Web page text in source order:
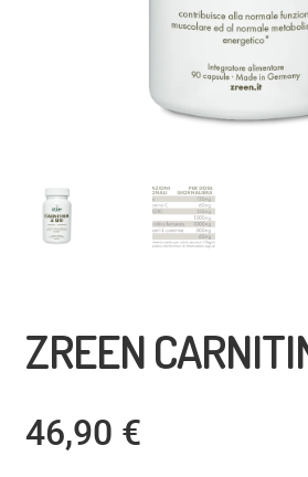
ZREEN
46,90 €